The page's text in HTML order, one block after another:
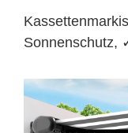
Sonnenschutz,